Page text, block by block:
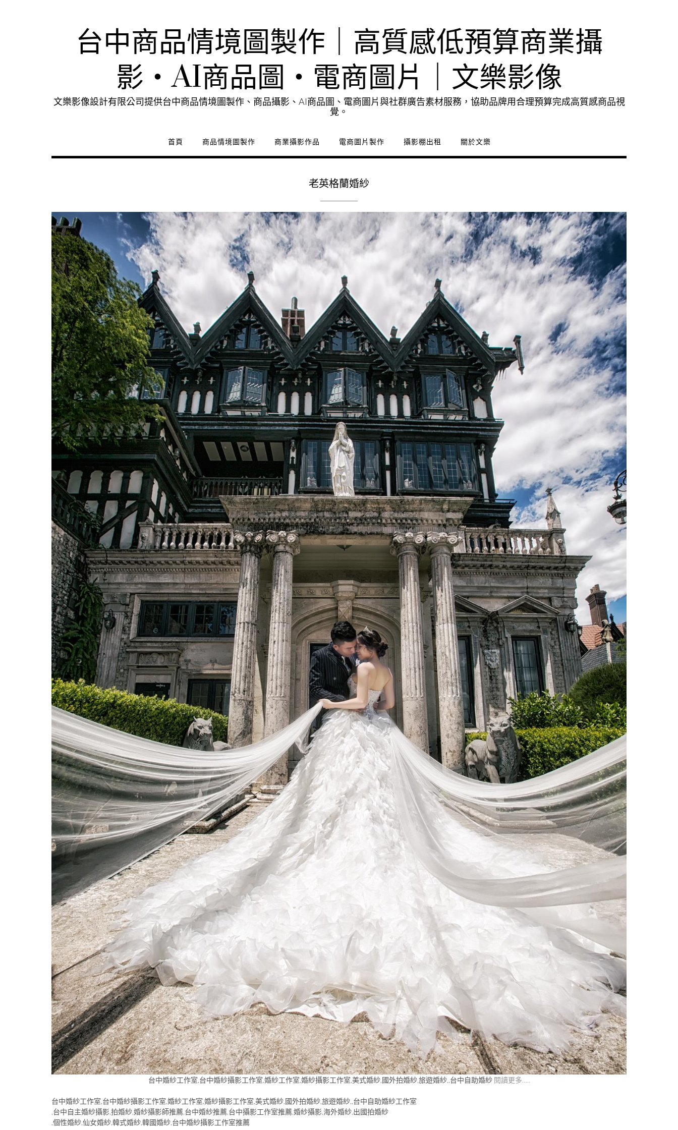
台中商品情境圖製作｜高質感低預算商業攝
影・AI商品圖・電商圖片｜文樂影像
文樂影像設計有限公司提供台中商品情境圖製作、商品攝影、AI商品圖、電商圖片與社群廣告素材服務，協助品牌用合理預算完成高質感商品視
覺。
首頁 商品情境圖製作 商業攝影作品 電商圖片製作 攝影棚出租 關於文樂
老英格蘭婚紗
台中婚紗工作室,台中婚紗攝影工作室,婚紗工作室,婚紗攝影工作室,美式婚紗,國外拍婚紗,旅遊婚紗,,台中自助婚紗 閱讀更多…..
台中婚紗工作室,台中婚紗攝影工作室,婚紗工作室,婚紗攝影工作室,美式婚紗,國外拍婚紗,旅遊婚紗,,台中自助婚紗工作室
,台中自主婚紗攝影,拍婚紗,婚紗攝影師推薦,台中婚紗推薦,台中攝影工作室推薦,婚紗攝影,海外婚紗,出國拍婚紗
,個性婚紗,仙女婚紗,韓式婚紗,韓國婚紗,台中婚紗攝影工作室推薦